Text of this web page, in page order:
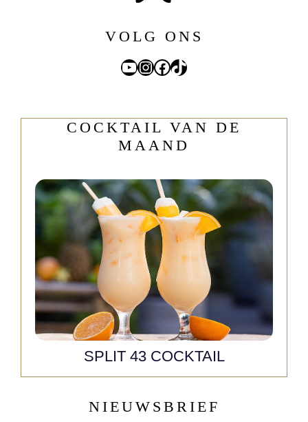
VOLG ONS
YouTube
Instagram
Facebook
TikTok
COCKTAIL VAN DE
MAAND
SPLIT 43 COCKTAIL
NIEUWSBRIEF